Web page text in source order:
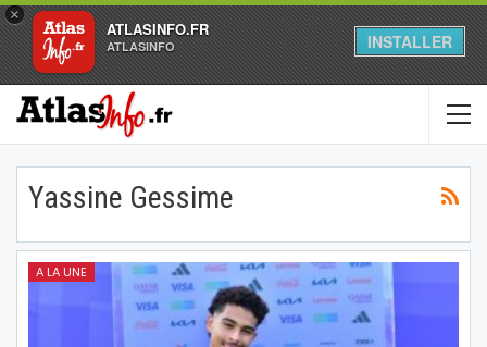
×
ATLASINFO.FR
ATLASINFO INSTALLER
Yassine Gessime
A LA UNE